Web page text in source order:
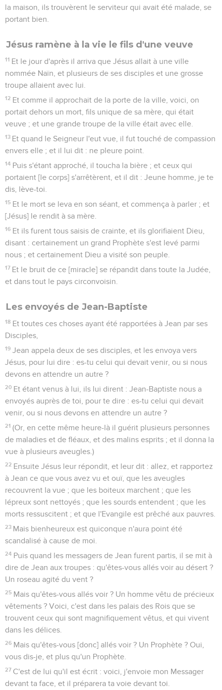
la maison, ils trouvèrent le serviteur qui avait été malade, se
portant bien.
Jésus ramène à la vie le fils d'une veuve
11 Et le jour d'après il arriva que Jésus allait à une ville
nommée Naïn, et plusieurs de ses disciples et une grosse
troupe allaient avec lui.
12 Et comme il approchait de la porte de la ville, voici, on
portait dehors un mort, fils unique de sa mère, qui était
veuve ; et une grande troupe de la ville était avec elle.
13 Et quand le Seigneur l'eut vue, il fut touché de compassion
envers elle ; et il lui dit : ne pleure point.
14 Puis s'étant approché, il toucha la bière ; et ceux qui
portaient [le corps] s'arrêtèrent, et il dit : Jeune homme, je te
dis, lève-toi.
15 Et le mort se leva en son séant, et commença à parler ; et
[Jésus] le rendit à sa mère.
16 Et ils furent tous saisis de crainte, et ils glorifiaient Dieu,
disant : certainement un grand Prophète s'est levé parmi
nous ; et certainement Dieu a visité son peuple.
17 Et le bruit de ce [miracle] se répandit dans toute la Judée,
et dans tout le pays circonvoisin.
Les envoyés de Jean-Baptiste
18 Et toutes ces choses ayant été rapportées à Jean par ses
Disciples,
19 Jean appela deux de ses disciples, et les envoya vers
Jésus, pour lui dire : es-tu celui qui devait venir, ou si nous
devons en attendre un autre ?
20 Et étant venus à lui, ils lui dirent : Jean-Baptiste nous a
envoyés auprès de toi, pour te dire : es-tu celui qui devait
venir, ou si nous devons en attendre un autre ?
21 (Or, en cette même heure-là il guérit plusieurs personnes
de maladies et de fléaux, et des malins esprits ; et il donna la
vue à plusieurs aveugles.)
22 Ensuite Jésus leur répondit, et leur dit : allez, et rapportez
à Jean ce que vous avez vu et ouï, que les aveugles
recouvrent la vue ; que les boiteux marchent ; que les
lépreux sont nettoyés ; que les sourds entendent ; que les
morts ressuscitent ; et que l'Evangile est prêché aux pauvres.
23 Mais bienheureux est quiconque n'aura point été
scandalisé à cause de moi.
24 Puis quand les messagers de Jean furent partis, il se mit à
dire de Jean aux troupes : qu'êtes-vous allés voir au désert ?
Un roseau agité du vent ?
25 Mais qu'êtes-vous allés voir ? Un homme vêtu de précieux
vêtements ? Voici, c'est dans les palais des Rois que se
trouvent ceux qui sont magnifiquement vêtus, et qui vivent
dans les délices.
26 Mais qu'êtes-vous [donc] allés voir ? Un Prophète ? Oui,
vous dis-je, et plus qu'un Prophète.
27 C'est de lui qu'il est écrit : voici, j'envoie mon Messager
devant ta face, et il préparera ta voie devant toi.